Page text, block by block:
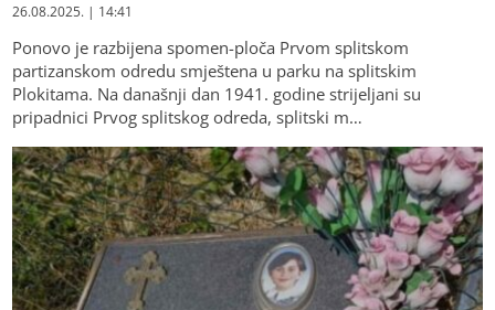
26.08.2025. | 14:41
Ponovo je razbijena spomen-ploča Prvom splitskom
partizanskom odredu smještena u parku na splitskim
Plokitama. Na današnji dan 1941. godine strijeljani su
pripadnici Prvog splitskog odreda, splitski m…